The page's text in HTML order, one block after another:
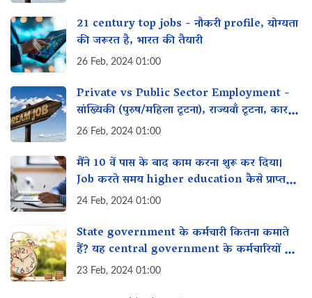
21 century top jobs - नौकरी profile, योग्यता
की जरूरत है, भारत की तैयारी
26 Feb, 2024 01:00
Private vs Public Sector Employment -
सांख्यिकी (पुरुष/महिला टूटना), राज्यवाँ टूटना, कारण,
समाधान
26 Feb, 2024 01:00
मैंने 10 वें पास के बाद काम करना शुरू कर दिया।
Job करते समय higher education कैसे प्राप्त
कर सकती है?
24 Feb, 2024 01:00
State government के कर्मचारी कितना कमाते
हैं? यह central government के कर्मचारियों से
कैसे तुलना करता है?
23 Feb, 2024 01:00